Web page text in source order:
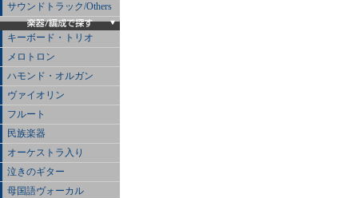
サウンドトラック/Others
キーボード・トリオ
メロトロン
ハモンド・オルガン
ヴァイオリン
フルート
民族楽器
オーケストラ入り
泣きのギター
母国語ヴォーカル